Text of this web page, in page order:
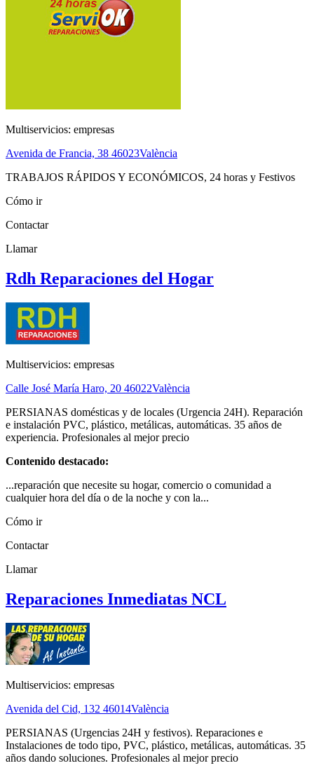
Multiservicios: empresas
Avenida de Francia, 38 46023València
TRABAJOS RÁPIDOS Y ECONÓMICOS, 24 horas y Festivos
Cómo ir
Contactar
Llamar
Rdh Reparaciones del Hogar
Multiservicios: empresas
Calle José María Haro, 20 46022València
PERSIANAS domésticas y de locales (Urgencia 24H). Reparación
e instalación PVC, plástico, metálicas, automáticas. 35 años de
experiencia. Profesionales al mejor precio
Contenido destacado:
...reparación que necesite su hogar, comercio o comunidad a
cualquier hora del día o de la noche y con la...
Cómo ir
Contactar
Llamar
Reparaciones Inmediatas NCL
Multiservicios: empresas
Avenida del Cid, 132 46014València
PERSIANAS (Urgencias 24H y festivos). Reparaciones e
Instalaciones de todo tipo, PVC, plástico, metálicas, automáticas. 35
años dando soluciones. Profesionales al mejor precio